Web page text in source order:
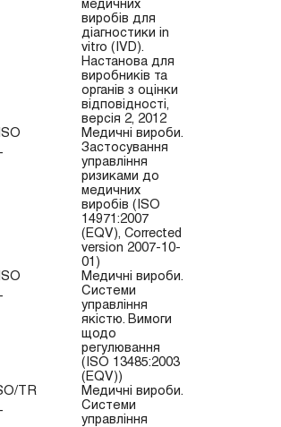
медичних
виробів для
діагностики in
vitro (IVD).
Настанова для
виробників та
органів з оцінки
відповідності,
версія 2, 2012
Медичні вироби.
Застосування
управління
ризиками до
медичних
виробів (ISO
14971:2007
(EQV), Corrected
version 2007-10-
01)
Медичні вироби.
Системи
управління
якістю. Вимоги
щодо
регулювання
(ISO 13485:2003
(EQV))
TR
Медичні вироби.
Системи
управління